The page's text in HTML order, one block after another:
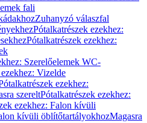
fali
Zuhanyzó válaszfal
Pótalkatrészek ezekhez:
Pótalkatrészek ezekhez:
Szerelőelemek WC-
Vizelde
ezekhez:
szereltPótalkatrészek ezekhez:
ezekhez: Falon kívüli
kívüli öblítőtartályokhozMagasra